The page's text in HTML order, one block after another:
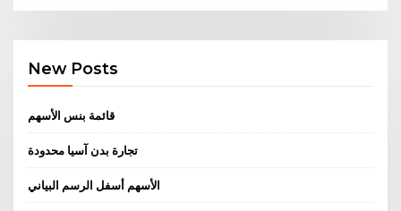
New Posts
قائمة بنس الأسهم
تجارة بدن آسيا محدودة
الأسهم أسفل الرسم البياني